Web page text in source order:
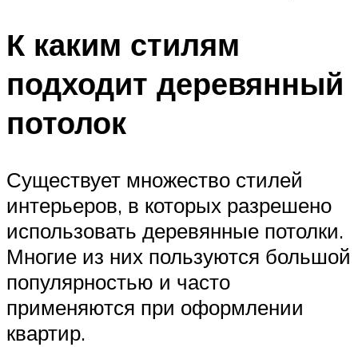
К каким стилям
подходит деревянный
потолок
Существует множество стилей
интерьеров, в которых разрешено
использовать деревянные потолки.
Многие из них пользуются большой
популярностью и часто
применяются при оформлении
квартир.